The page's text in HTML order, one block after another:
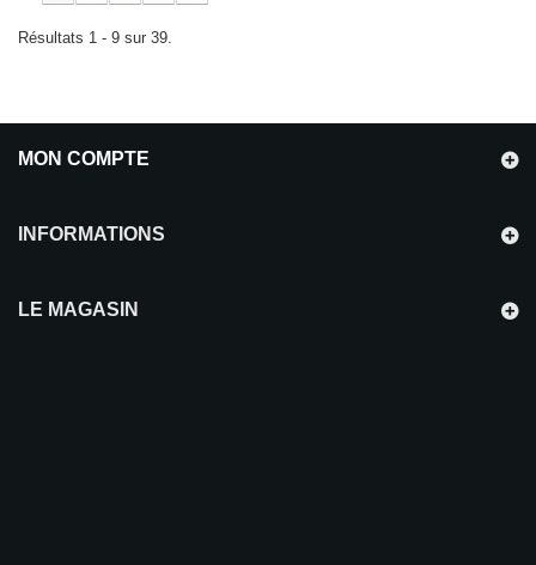
Résultats 1 - 9 sur 39.
MON COMPTE
INFORMATIONS
LE MAGASIN